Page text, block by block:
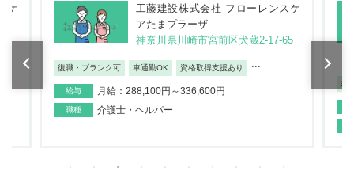
ケ
工藤建設株式会社 フローレンスケ
アたまプラーザ
神奈川県川崎市宮前区犬蔵2-17-65
復職・ブランク可 車通勤OK 資格取得支援あり
給与 月給：288,100円～336,600円
職種 介護士・ヘルパー
未